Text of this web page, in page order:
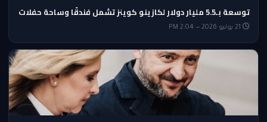
توسعة بـ5.5 مليار دولار لكازينو كوينز تشمل فندقًا وساحة حفلات